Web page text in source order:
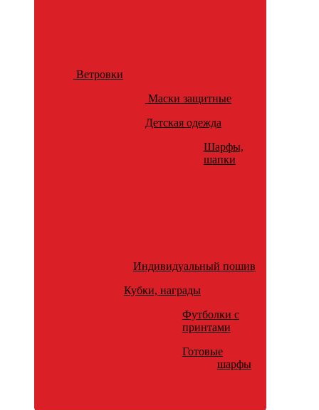
Ветровки
Маски защитные
Детская одежда
Шарфы,
шапки
Индивидуальный пошив
Кубки, награды
Футболки с
принтами
Готовые
шарфы